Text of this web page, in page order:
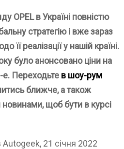
OPEL в Україні повністю
стратегію і вже зараз
її реалізації у нашій країні.
було анонсовано ціни на
e. Переходьте в шоу-рум
ближче, а також
щоб бути в курсі
21 січня 2022